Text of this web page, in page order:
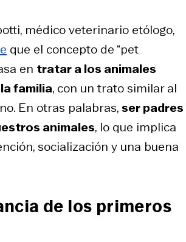
médico veterinario etólogo,
que el concepto de “pet
en tratar a los animales
familia, con un trato similar al
En otras palabras,ser padres
animales, lo que implica
socialización y una buena
de los primeros